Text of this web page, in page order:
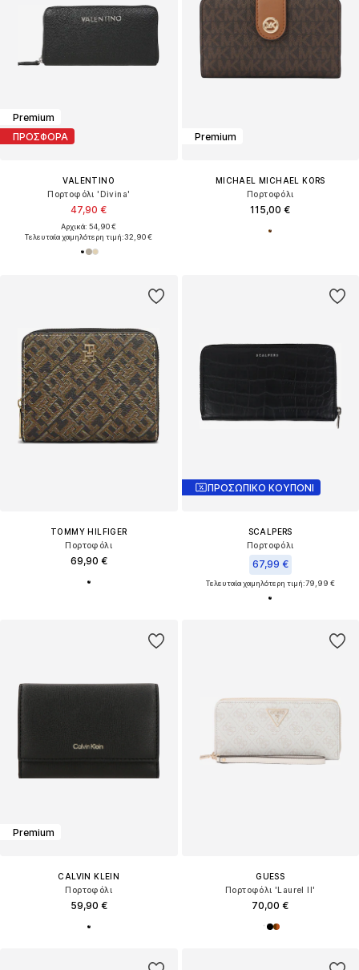
Premium
ΠΡΟΣΦΟΡΑ
VALENTINO
Πορτοφόλι 'Divina'
47,90 €
Αρχικά: 54,90 €
Τελευταία χαμηλότερη τιμή:32,90 €
Premium
MICHAEL MICHAEL KORS
Πορτοφόλι
115,00 €
TOMMY HILFIGER
Πορτοφόλι
69,90 €
ΠΡΟΣΩΠΙΚΟ ΚΟΥΠΟΝΙ
SCALPERS
Πορτοφόλι
67,99 €
Τελευταία χαμηλότερη τιμή:79,99 €
Premium
CALVIN KLEIN
Πορτοφόλι
59,90 €
GUESS
Πορτοφόλι 'Laurel II'
70,00 €